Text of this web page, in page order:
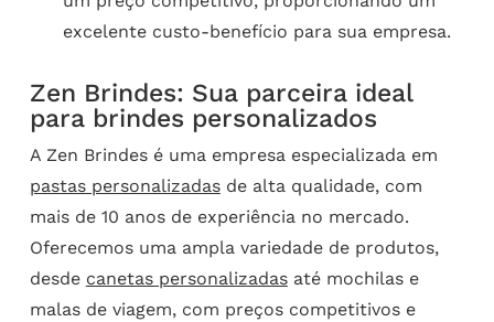
excelente custo-benefício para sua empresa.
Zen Brindes: Sua parceira ideal
para brindes personalizados
A Zen Brindes é uma empresa especializada em
pastas personalizadasde alta qualidade, com
mais de 10 anos de experiência no mercado.
Oferecemos uma ampla variedade de produtos,
desde canetas personalizadasaté mochilas e
malas de viagem, com preços competitivos e